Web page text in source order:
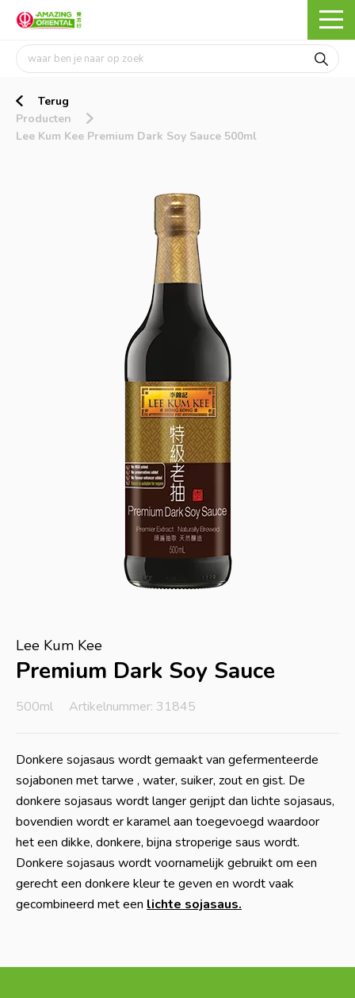
Terug
Producten
Lee Kum Kee Premium Dark Soy Sauce 500ml
Lee Kum Kee
Premium Dark Soy Sauce
500ml Artikelnummer: 31845
Donkere sojasaus wordt gemaakt van gefermenteerde
sojabonen met tarwe , water, suiker, zout en gist. De
donkere sojasaus wordt langer gerijpt dan lichte sojasaus,
bovendien wordt er karamel aan toegevoegd waardoor
het een dikke, donkere, bijna stroperige saus wordt.
Donkere sojasaus wordt voornamelijk gebruikt om een
gerecht een donkere kleur te geven en wordt vaak
gecombineerd met een lichte sojasaus.